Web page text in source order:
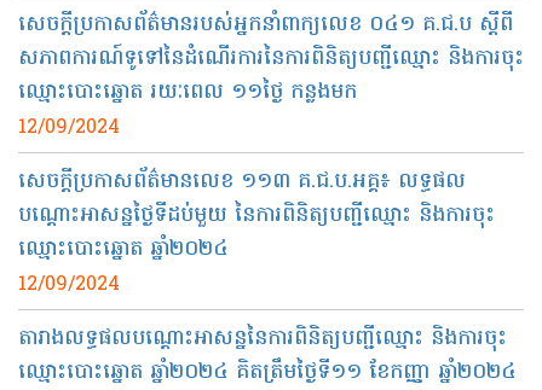
សេចក្តីប្រកាសព័ត៌មានរបស់អ្នកនាំពាក្យលេខ ០៤១ គ.ជ.ប ស្តីពី
សភាពការណ៍ទូទៅនៃដំណើរការនៃការពិនិត្យបញ្ជីឈ្មោះ និងការចុះ
ឈ្មោះបោះឆ្នោត រយៈពេល ១១ថ្ងៃ កន្លងមក
12/09/2024
សេចក្តីប្រកាសព័ត៌មានលេខ ១១៣ គ.ជ.ប.អគ្គ៖ លទ្ធផល
បណ្ដោះអាសន្នថ្ងៃទីដប់មួយ នៃការពិនិត្យបញ្ជីឈ្មោះ និងការចុះ
ឈ្មោះបោះឆ្នោត ឆ្នាំ២០២៤
12/09/2024
តារាងលទ្ធផលបណ្តោះអាសន្ននៃការពិនិត្យបញ្ជីឈ្មោះ និងការចុះ
ឈ្មោះបោះឆ្នោត ឆ្នាំ២០២៤ គិតត្រឹមថ្ងៃទី១១ ខែកញ្ញា ឆ្នាំ២០២៤